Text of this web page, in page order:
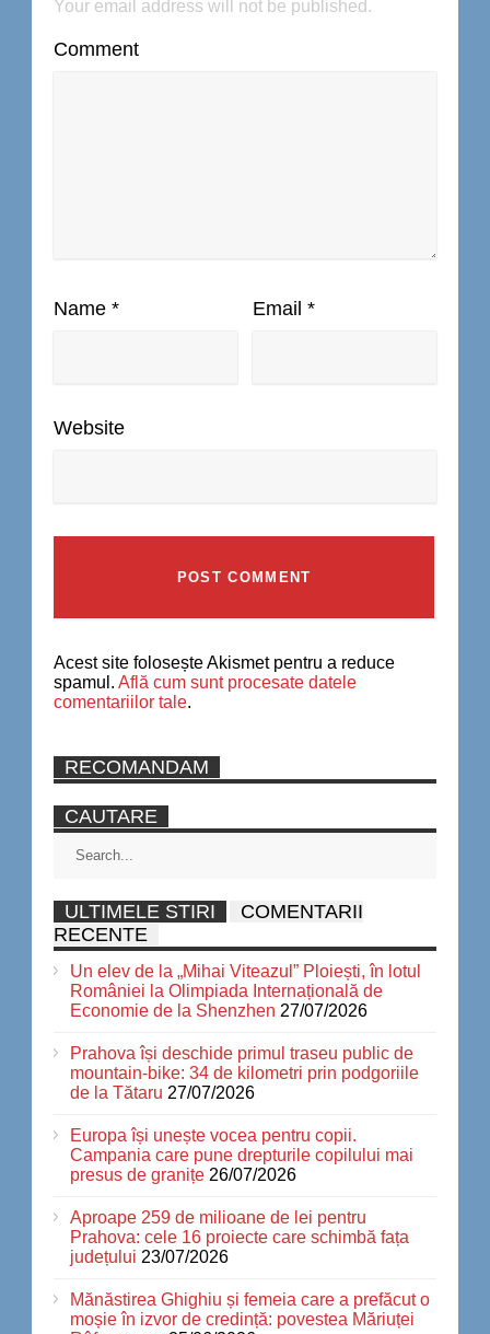
Your email address will not be published.
Comment
Name * Email *
Website
Acest site folosește Akismet pentru a reduce
spamul. Află cum sunt procesate datele
comentariilor tale.
RECOMANDAM
CAUTARE
ULTIMELE STIRI
COMENTARII
RECENTE
Un elev de la „Mihai Viteazul” Ploiești, în lotul
României la Olimpiada Internațională de
Economie de la Shenzhen 27/07/2026
Prahova își deschide primul traseu public de
mountain-bike: 34 de kilometri prin podgoriile
de la Tătaru 27/07/2026
Europa își unește vocea pentru copii.
Campania care pune drepturile copilului mai
presus de granițe 26/07/2026
Aproape 259 de milioane de lei pentru
Prahova: cele 16 proiecte care schimbă fața
județului 23/07/2026
Mănăstirea Ghighiu și femeia care a prefăcut o
moșie în izvor de credință: povestea Măriuței